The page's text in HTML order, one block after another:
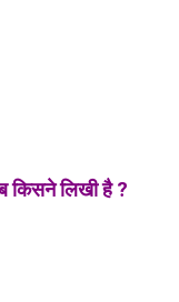
किसने लिखी है ?